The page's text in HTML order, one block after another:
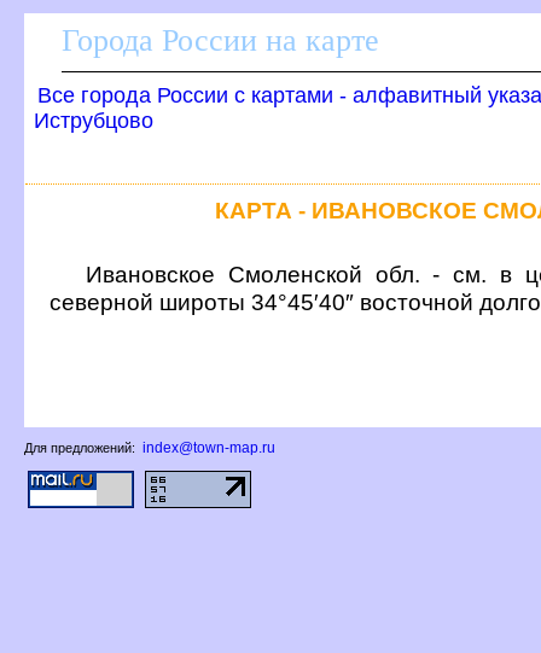
Города России на карте
се города России с картами - алфавитный
Иструбцово
КАРТА - ИВАНОВСКОЕ
Ивановское Смоленской обл. - см. в
северной широты 34°45′40″ восточной
Для предложений: index@town-map.ru